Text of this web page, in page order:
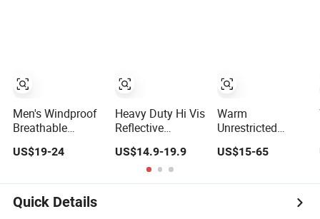
Men's Windproof
Breathable
Waterproof Sport
with High Soft
Stretched Fabric
US$19-24
Heavy Duty Hi Vis
Reflective
- Waterproof
Windproof for
Winter Work
US$14.9-19.9
Warm
Unrestricted
Outdoor
Jacket for
Cycling Commute
US$15-65
Quick Details